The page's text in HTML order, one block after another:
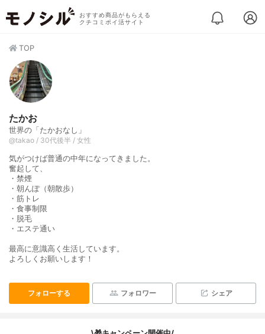
おすすめ商品がもらえる
クチコミポイ活サイト
TOP
たかお
世界の「たかおなし」
@takao / 30代後半 / 女性
気がつけば普通の中年になってきました。
奮起して、
・禁煙
・朝んぽ（朝散歩）
・筋トレ
・食事制限
・脱毛
・エステ通い
最高に意識高く生活しています。
よろしくお願いします！
フォローする フォロワー シェア